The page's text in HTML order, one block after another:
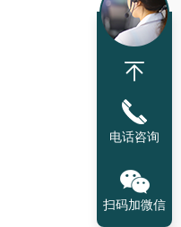
电话咨询
扫码加微信